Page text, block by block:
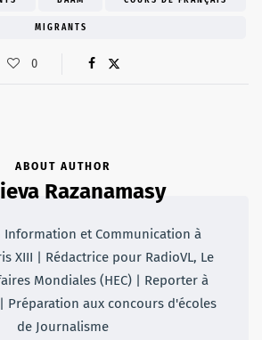
MIGRANTS
0
ABOUT AUTHOR
Razanamasy
Information et Communication à
XIII | Rédactrice pour RadioVL, Le
Mondiales (HEC) | Reporter à
Préparation aux concours d'écoles
de Journalisme